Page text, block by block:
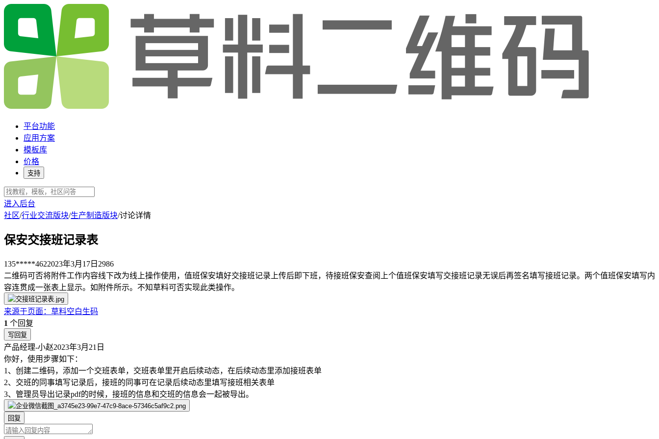
平台功能
应用方案
模板库
价格
支持
进入后台
社区/行业交流版块/生产制造版块/讨论详情
保安交接班记录表
135*****4622023年3月17日 2986
二维码可否将附件工作内容线下改为线上操作使用，值班保安填好交接班记录上传后即下班，待接班保安查阅上个值班保安填写交接班记录无误后再签名填写接班记录。两个值班保安填写内
容连贯成一张表上显示。如附件所示。不知草料可否实现此类操作。
来源于页面 ： 草料空白生码
1 个回复
写回复
产品经理-小赵2023年3月21日
你好，使用步骤如下：
1、创建二维码，添加一个交班表单，交班表单里开启后续动态，在后续动态里添加接班表单
2、交班的同事填写记录后，接班的同事可在记录后续动态里填写接班相关表单
3、管理员导出记录pdf的时候，接班的信息和交班的信息会一起被导出。
回复